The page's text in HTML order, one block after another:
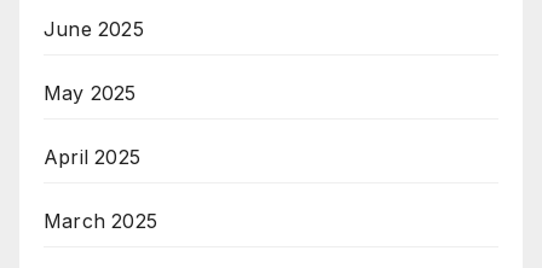
June 2025
May 2025
April 2025
March 2025